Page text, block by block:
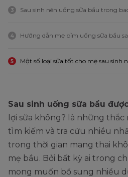
3 Sau sinh nên uống sữa bầu trong
4 Hướng dẫn mẹ bỉm uống sữa bầu
5 Một số loại sữa tốt cho mẹ sau sinh
Sau sinh uống sữa bầu
lợi sữa không? là những
tìm kiếm và tra cứu nhiều
trong thời gian mang thai
mẹ bầu. Bởi bất kỳ ai trong
mong muốn bổ sung nhiều